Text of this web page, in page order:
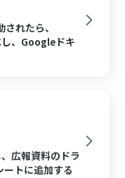
れたら、
、Googleドキ
広報資料のドラ
トに追加する